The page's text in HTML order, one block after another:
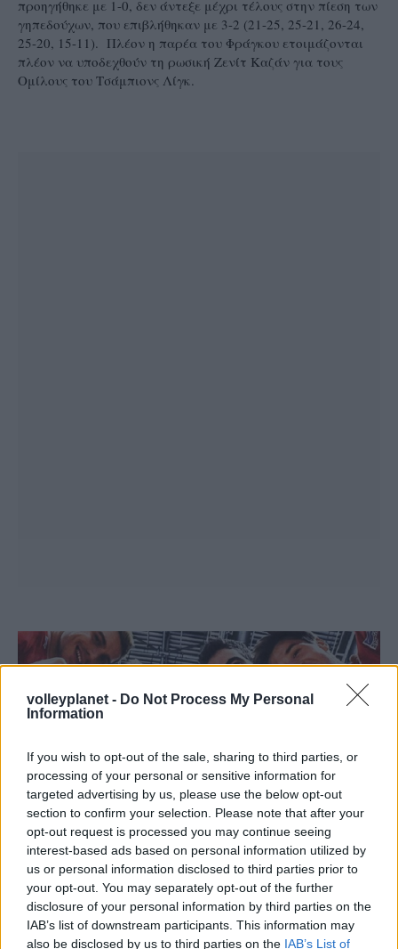
volleyplanet - Do Not Process My Personal
Information
If you wish to opt-out of the sale, sharing to third parties, or
processing of your personal or sensitive information for
targeted advertising by us, please use the below opt-out
section to confirm your selection. Please note that after your
opt-out request is processed you may continue seeing
interest-based ads based on personal information utilized by
us or personal information disclosed to third parties prior to
your opt-out. You may separately opt-out of the further
disclosure of your personal information by third parties on the
IAB’s list of downstream participants. This information may
also be disclosed by us to third parties on the IAB’s List of
προηγήθηκε με 1-0, δεν άντεξε μέχρι τέλους στην πίεση των
γηπεδούχων, που επιβλήθηκαν με 3-2 (21-25, 25-21, 26-24,
25-20, 15-11). Πλέον η παρέα του Φράγκου ετοιμάζονται
πλέον να υποδεχθούν τη ρωσική Ζενίτ Καζάν για τους
Ομίλους του Τσάμπιονς Λίγκ.
ΔΙΕΘΝΗ 06/02/2019
Πανηγύρισε σαν στο… σπίτι του ο Φράγκος